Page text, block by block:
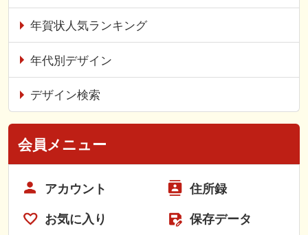
年賀状人気ランキング
年代別デザイン
デザイン検索
会員メニュー
アカウント 住所録
お気に入り 保存データ